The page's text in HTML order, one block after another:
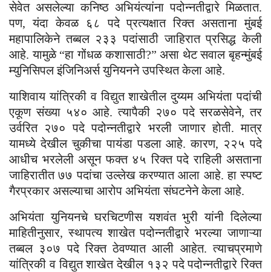
सेवेत असलेल्या कनिष्ठ अभियंत्यांना पदोन्नतीद्वारे मिळतात.
पण, यंदा केवळ ६८ पदे प्रत्यक्षात रिक्त असताना मुंबई
महापालिकेने तब्बल २३३ पदांसाठी जाहिरात प्रसिद्ध केली
आहे. यामुळे “हा गोंधळ कशासाठी?” असा थेट सवाल बृहन्मुंबई
म्युनिसिपल इंजिनिअर्स युनियनने उपस्थित केला आहे.
याशिवाय यांत्रिकी व विद्युत शाखेतील दुय्यम अभियंता पदांची
एकूण संख्या ५४० आहे. त्यापैकी २७० पदे सरळसेवेने, तर
उर्वरित २७० पदे पदोन्नतीद्वारे भरली जाणार होती. मात्र
यामध्ये देखील चुकीचा पायंडा पडला आहे. कारण, २२५ पदे
आधीच भरलेली असून फक्त ४५ रिक्त पदे राहिली असताना
जाहिरातीत ७७ पदांचा उल्लेख करण्यात आला आहे. हा स्पष्ट
गैरप्रकार असल्याचा आरोप अभियंता संघटनेने केला आहे.
अभियंता युनियनचे घरचिटणीस यशवंत भुरी यांनी दिलेल्या
माहितीनुसार, स्थापत्य शाखेत पदोन्नतीद्वारे भरल्या जाणाऱ्या
तब्बल ३०७ पदे रिक्त ठेवण्यात आली आहेत. त्याचप्रमाणे
यांत्रिकी व विद्युत शाखेत देखील १३२ पदे पदोन्नतीद्वारे रिक्त